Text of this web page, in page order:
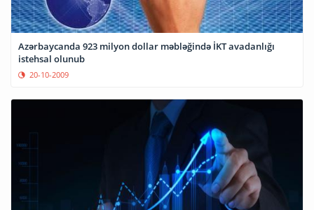
Azərbaycanda 923 milyon dollar məbləğində İKT avadanlığı
istehsal olunub
20-10-2009